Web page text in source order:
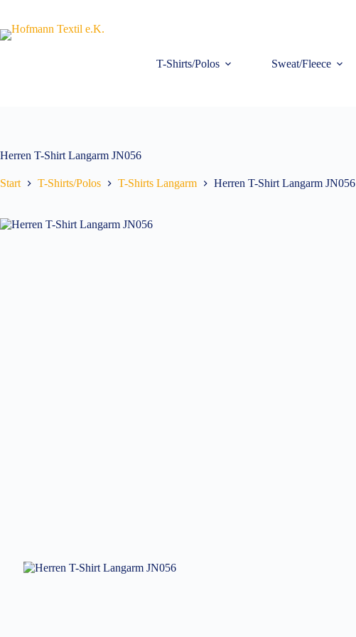
springen
T-Shirts/Polos Sweat/Fleece
Herren T-Shirt Langarm JN056
Start T-Shirts/Polos T-Shirts Langarm Herren T-Shirt Langarm JN056